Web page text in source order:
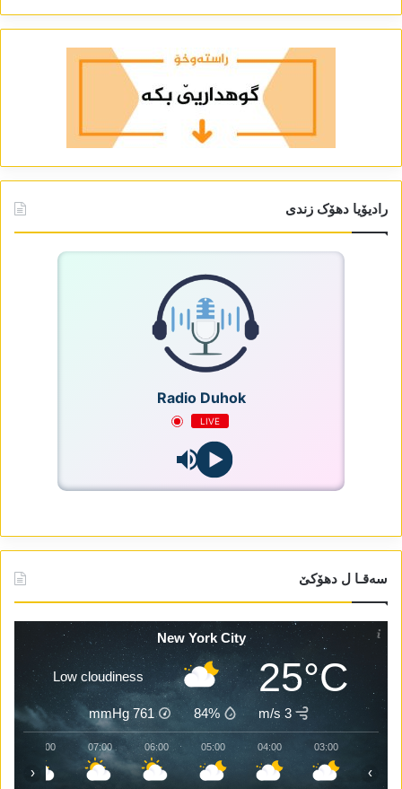
رادیۆیا دھۆک زندی
Radio Duhok
LIVE
سەقـا ل دھۆکێ
New York City
25°C
Low cloudiness
3 m/s
84%
761
mmHg
03:00
04:00
05:00
06:00
07:00
08:00
‹ ›